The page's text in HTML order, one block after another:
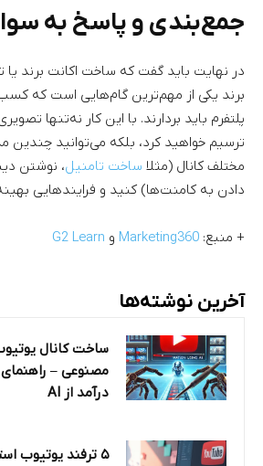
جمع‌بندی و پاسخ به
در نهایت باید گفت که ساخت اکانت برند یا
برند یکی از مهم‌ترین گام‌هایی است که
پلتفرم باید بردارند. با این کار نه‌تنها
ترسیم خواهید کرد، بلکه می‌توانید چندین
مختلف کانال (مثلا ساخت تامنیل، نوشتن
دادن به کامنت‌ها) کنید و فرایندهایی
+ منبع: Marketing360 و G2 Learn
آخرین نوشته‌ها
ساخت کانال
مصنوعی –
درآمد از AI
۵ ترفند یوتیوب